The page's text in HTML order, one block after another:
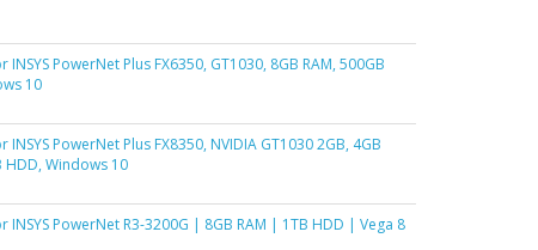
PowerNet Plus FX6350, GT1030, 8GB RAM, 500GB
10
PowerNet Plus FX8350, NVIDIA GT1030 2GB, 4GB
HDD, Windows 10
INSYS PowerNet R3-3200G | 8GB RAM | 1TB HDD | Vega 8